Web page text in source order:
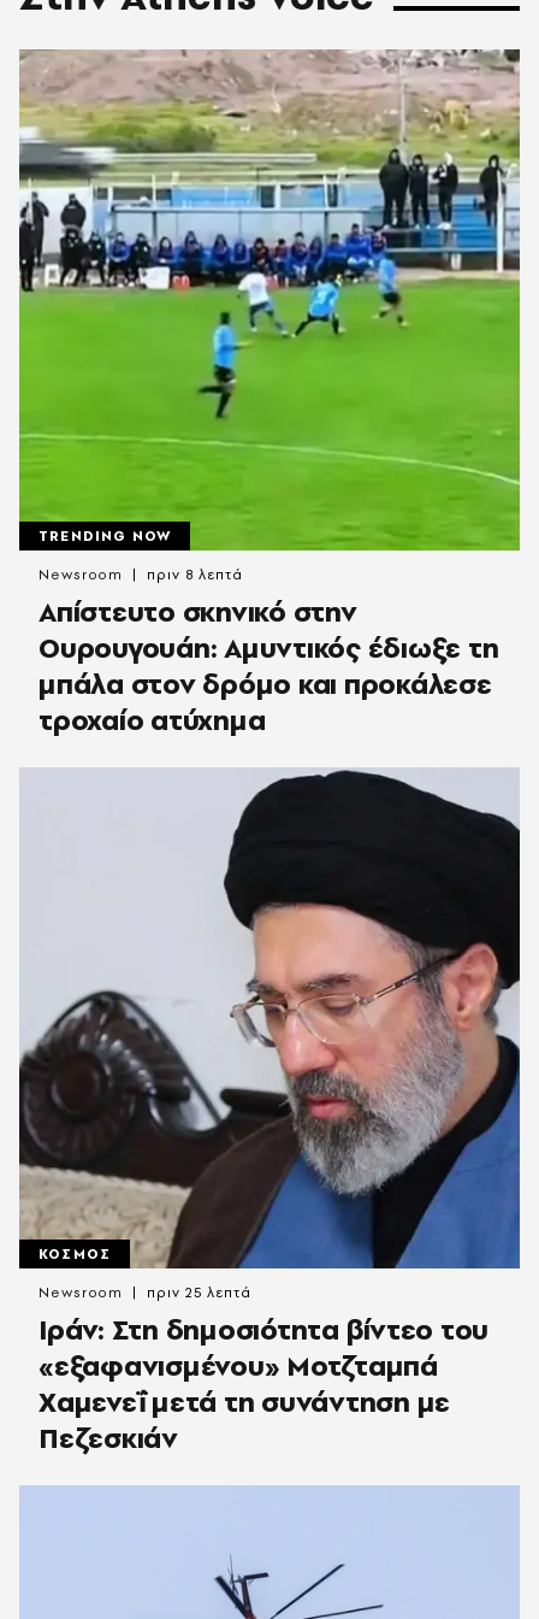
TRENDING NOW
Απίστευτο σκηνικό στην
Ουρουγουάη: Αμυντικός έδιωξε τη
μπάλα στον δρόμο και προκάλεσε
τροχαίο ατύχημα
Newsroom πριν 8 λεπτά
ΚΟΣΜΟΣ
Ιράν: Στη δημοσιότητα βίντεο του
«εξαφανισμένου» Μοτζταμπά
Χαμενεΐ μετά τη συνάντηση με
Πεζεσκιάν
Newsroom πριν 25 λεπτά